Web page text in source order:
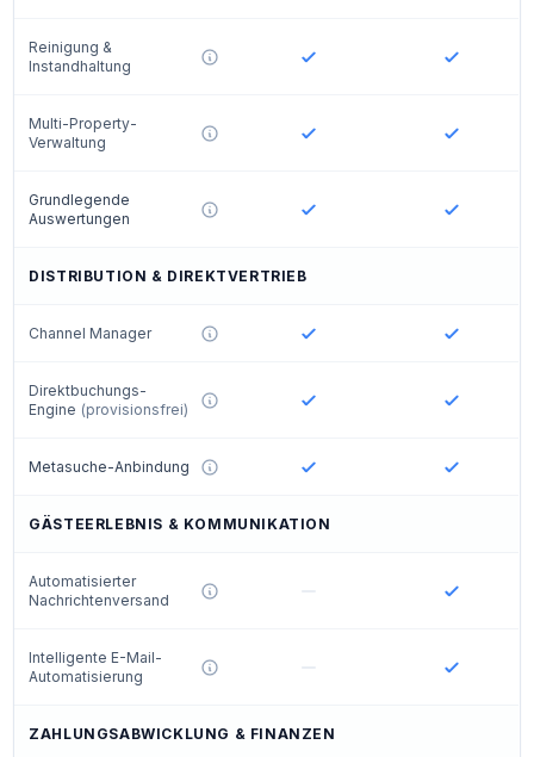
Reinigung &
Instandhaltung
Multi-Property-
Verwaltung
Grundlegende
Auswertungen
DISTRIBUTION & DIREKTVERTRIEB
Channel Manager
Direktbuchungs-
Engine (provisionsfrei)
Metasuche-Anbindung
GÄSTEERLEBNIS & KOMMUNIKATION
Automatisierter
Nachrichtenversand
Intelligente E-Mail-
Automatisierung
ZAHLUNGSABWICKLUNG & FINANZEN